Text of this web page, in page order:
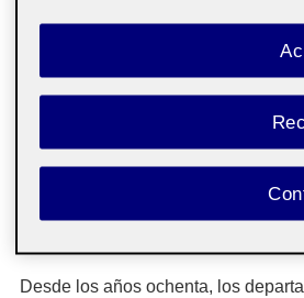
Más allá de estos cambios propios
managementy de nuevas formas
organización empresarial, la función
incorporación de la misma en su día
Desde los años ochenta, los